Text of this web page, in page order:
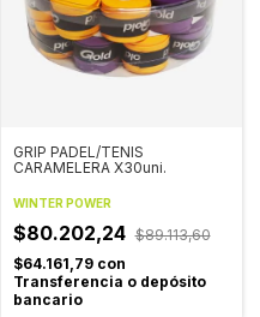
GRIP PADEL/TENIS
CARAMELERA X30uni.
WINTER POWER
$80.202,24 $89.113,60
$64.161,79 con
Transferencia o depósito
bancario